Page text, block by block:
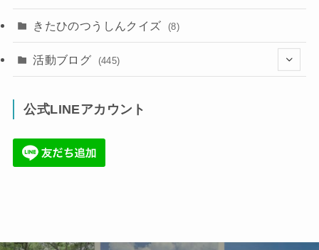
きたひのつうしんクイズ (8)
活動ブログ (445)
(86)
公式LINEアカウント